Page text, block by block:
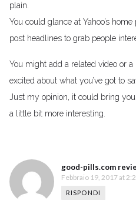
plain.
You could glance at Yahoo’s
post headlines to grab people
You might add a related video or
excited about what you’ve got to
Just my opinion, it could bring
a little bit more interesting.
good-pills.com
Febbraio 19, 2017 at
RISPONDI